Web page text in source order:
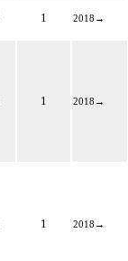
1 2018 →
1 2018 →
1 2018 →